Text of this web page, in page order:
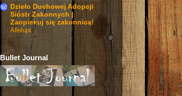
Dzieło Duchowej Adopcji
Sióstr Zakonnych |
Zaopiekuj się zakonnicą!
Alleluja
Bullet Journal